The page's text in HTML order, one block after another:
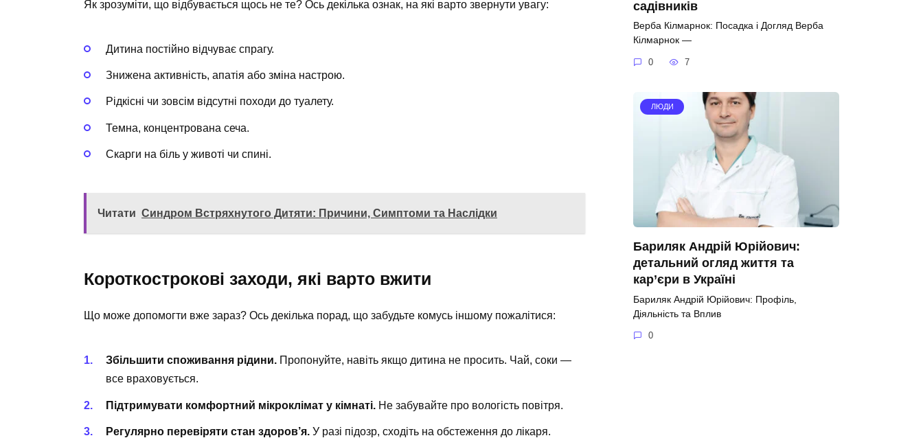
Як зрозуміти, що відбувається щось не те? Ось декілька ознак, на які варто звернути увагу:
Дитина постійно відчуває спрагу.
Знижена активність, апатія або зміна настрою.
Рідкісні чи зовсім відсутні походи до туалету.
Темна, концентрована сеча.
Скарги на біль у животі чи спині.
Читати Синдром Встряхнутого Дитяти: Причини, Симптоми та Наслідки
Короткострокові заходи, які варто вжити
Що може допомогти вже зараз? Ось декілька порад, що забудьте комусь іншому пожалітися:
Збільшити споживання рідини. Пропонуйте, навіть якщо дитина не просить. Чай, соки —
все враховується.
Підтримувати комфортний мікроклімат у кімнаті. Не забувайте про вологість повітря.
Регулярно перевіряти стан здоров’я. У разі підозр, сходіть на обстеження до лікаря.
садівників
Верба Кілмарнок: Посадка і Догляд Верба
Кілмарнок —
0 7
ЛЮДИ
Бариляк Андрій Юрійович:
детальний огляд життя та
кар’єри в Україні
Бариляк Андрій Юрійович: Профіль,
Діяльність та Вплив
0